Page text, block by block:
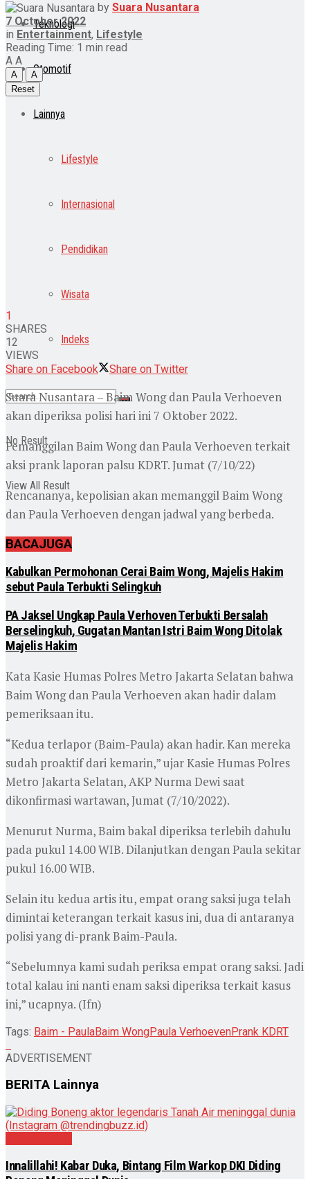
Teknologi
Otomotif
Lainnya
Lifestyle
Internasional
Pendidikan
Wisata
Indeks
No Result
View All Result
Login
by Suara Nusantara
7 October 2022
in Entertainment, Lifestyle
Reading Time: 1 min read
A A
A
A
Reset
1
SHARES
12
VIEWS
Share on Facebook
Share on Twitter
Suara Nusantara – Baim Wong dan Paula Verhoeven
akan diperiksa polisi hari ini 7 Oktober 2022.
Pemanggilan Baim Wong dan Paula Verhoeven terkait
aksi prank laporan palsu KDRT. Jumat (7/10/22)
Rencananya, kepolisian akan memanggil Baim Wong
dan Paula Verhoeven dengan jadwal yang berbeda.
BACAJUGA
Kabulkan Permohonan Cerai Baim Wong, Majelis Hakim
sebut Paula Terbukti Selingkuh
PA Jaksel Ungkap Paula Verhoven Terbukti Bersalah
Berselingkuh, Gugatan Mantan Istri Baim Wong Ditolak
Majelis Hakim
Kata Kasie Humas Polres Metro Jakarta Selatan bahwa
Baim Wong dan Paula Verhoeven akan hadir dalam
pemeriksaan itu.
“Kedua terlapor (Baim-Paula) akan hadir. Kan mereka
sudah proaktif dari kemarin,” ujar Kasie Humas Polres
Metro Jakarta Selatan, AKP Nurma Dewi saat
dikonfirmasi wartawan, Jumat (7/10/2022).
Menurut Nurma, Baim bakal diperiksa terlebih dahulu
pada pukul 14.00 WIB. Dilanjutkan dengan Paula sekitar
pukul 16.00 WIB.
Selain itu kedua artis itu, empat orang saksi juga telah
dimintai keterangan terkait kasus ini, dua di antaranya
polisi yang di-prank Baim-Paula.
“Sebelumnya kami sudah periksa empat orang saksi. Jadi
total kalau ini nanti enam saksi diperiksa terkait kasus
ini,” ucapnya. (Ifn)
Tags: Baim - PaulaBaim WongPaula VerhoevenPrank KDRT
ADVERTISEMENT
BERITA Lainnya
Innalillahi! Kabar Duka, Bintang Film Warkop DKI Diding